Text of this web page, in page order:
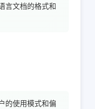
言文档的格式和
的使用模式和偏